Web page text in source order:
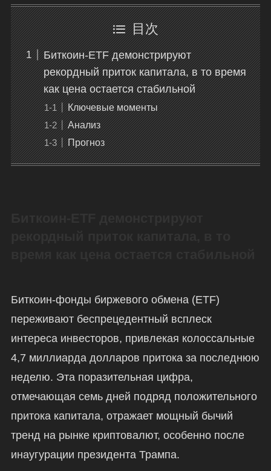
目次
Биткоин-ETF демонстрируют
рекордный приток капитала, в то время
как цена остается стабильной
Ключевые моменты
Анализ
Прогноз
Биткоин-фонды биржевого обмена (ETF)
переживают беспрецедентный всплеск
интереса инвесторов, привлекая колоссальные
4,7 миллиарда долларов притока за последнюю
неделю. Эта поразительная цифра,
отмечающая семь дней подряд положительного
притока капитала, отражает мощный бычий
тренд на рынке криптовалют, особенно после
инаугурации президента Трампа.